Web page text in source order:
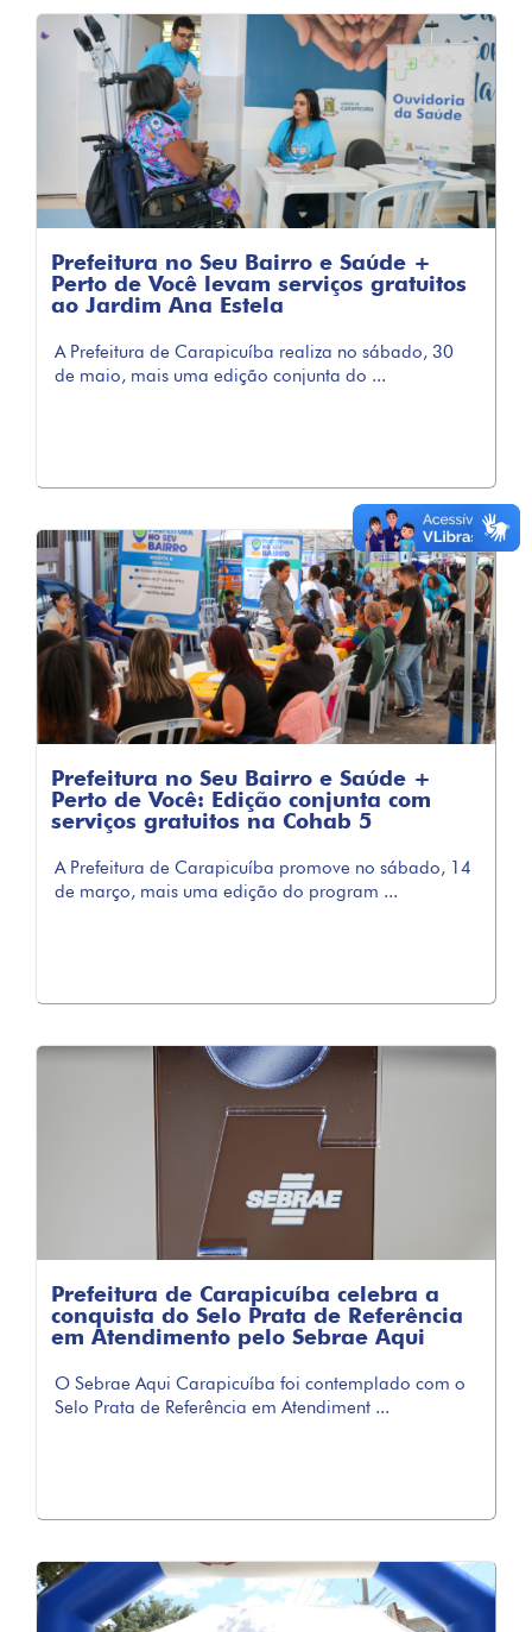
Prefeitura no Seu Bairro e Saúde +
Perto de Você levam serviços gratuitos
ao Jardim Ana Estela
A Prefeitura de Carapicuíba realiza no sábado, 30
de maio, mais uma edição conjunta do ...
Prefeitura no Seu Bairro e Saúde +
Perto de Você: Edição conjunta com
serviços gratuitos na Cohab 5
A Prefeitura de Carapicuíba promove no sábado, 14
de março, mais uma edição do program ...
Prefeitura de Carapicuíba celebra a
conquista do Selo Prata de Referência
em Atendimento pelo Sebrae Aqui
O Sebrae Aqui Carapicuíba foi contemplado com o
Selo Prata de Referência em Atendiment ...